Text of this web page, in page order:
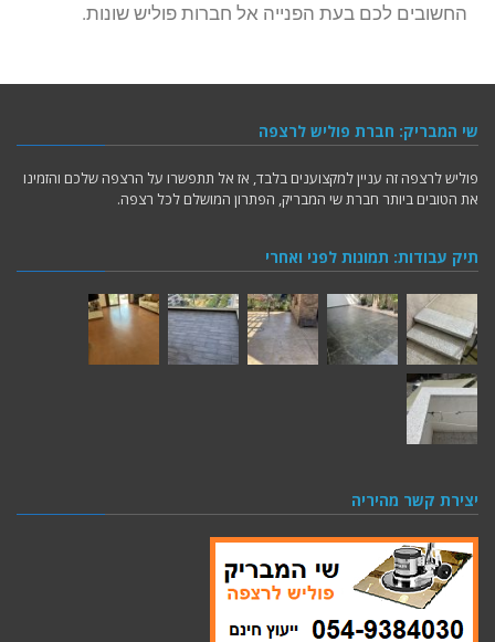
החשובים לכם בעת הפנייה אל חברות פוליש שונות.
שי המבריק: חברת פוליש לרצפה
פוליש לרצפה זה עניין למקצוענים בלבד, אז אל תתפשרו על הרצפה שלכם והזמינו
את הטובים ביותר חברת שי המבריק, הפתרון המושלם לכל רצפה.
תיק עבודות: תמונות לפני ואחרי
יצירת קשר מהיריה